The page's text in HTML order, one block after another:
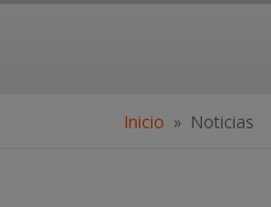
Inicio Noticias